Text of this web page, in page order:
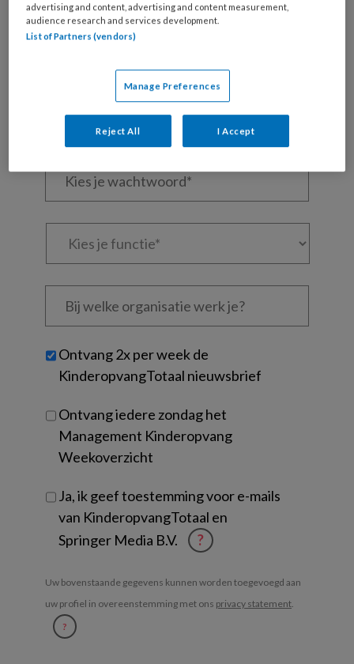
artikelen gratis per maand
mailadres?
je
Kies
Bij
welke
je?
Untitled
Ontvang 2x per week de
KinderopvangTotaal nieuwsbrief
Ontvang iedere zondag het
Management Kinderopvang
Weekoverzicht
Ja, ik geef toestemming voor e-mails
van KinderopvangTotaal en
Springer Media B.V.
?
Uw bovenstaande gegevens kunnen worden toegevoegd aan
uw profiel in overeenstemming met ons privacy statement.
?
advertising and content, advertising and content measurement,
audience research and services development.
List of Partners (vendors)
Manage Preferences
Reject All I Accept